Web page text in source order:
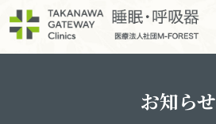
お知らせ